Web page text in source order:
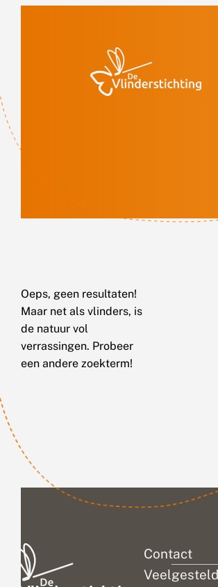
Oeps, geen resultaten!
Maar net als vlinders, is
de natuur vol
verrassingen. Probeer
een andere zoekterm!
Contact